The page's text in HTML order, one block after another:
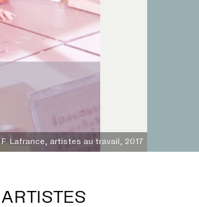
F. Lafrance, artistes au travail, 2017
ARTISTES